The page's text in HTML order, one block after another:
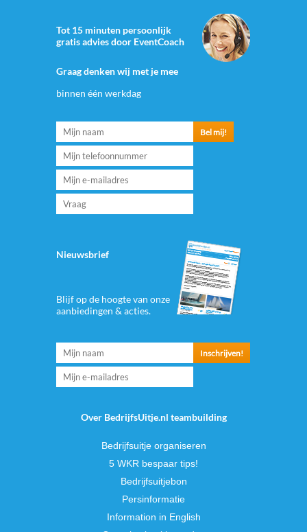
Tot 15 minuten persoonlijk
gratis advies door EventCoach
Graag denken wij met je mee
binnen één werkdag
Nieuwsbrief
Blijf op de hoogte van onze
aanbiedingen & acties.
Over BedrijfsUitje.nl teambuilding
Bedrijfsuitje organiseren
5 WKR bespaar tips!
Bedrijfsuitjebon
Persinformatie
Information in English